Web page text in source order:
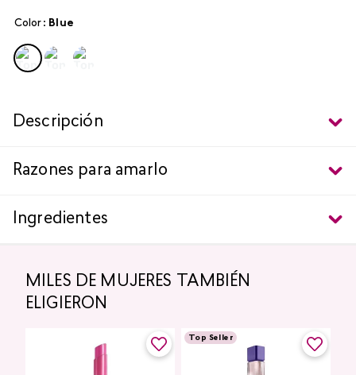
Color : blue
Descripción
Razones para amarlo
Ingredientes
MILES DE MUJERES TAMBIÉN
ELIGIERON
Top Seller